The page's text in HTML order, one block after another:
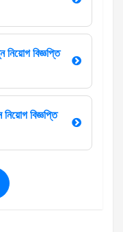
নিয়োগ বিজ্ঞপ্তি
নিয়োগ বিজ্ঞপ্তি